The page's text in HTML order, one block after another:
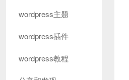
wordpress主题
wordpress插件
wordpress教程